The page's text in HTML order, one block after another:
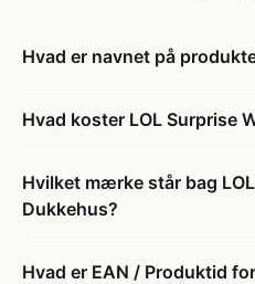
Hvad er navnet på
Hvad koster LOL Surprise
Hvilket mærke står bag
Dukkehus?
Hvad er EAN / Produktid